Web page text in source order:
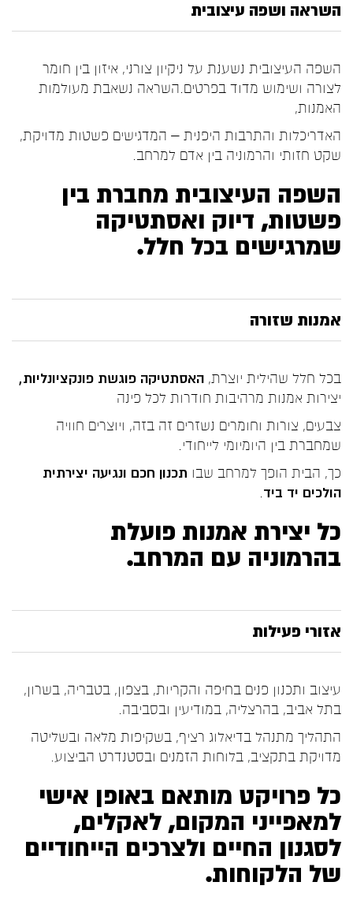
השראה ושפה עיצובית
השפה העיצובית נשענת על ניקיון צורני, איזון בין חומר
לצורה ושימוש מדוד בפרטים.השראה נשאבת מעולמות
האמנות,
האדריכלות והתרבות היפנית – המדגישים פשטות מדויקת,
שקט חזותי והרמוניה בין אדם למרחב.
השפה העיצובית מחברת בין
פשטות, דיוק ואסתטיקה
שמרגישים בכל חלל.
אמנות שזורה
בכל חלל שהילית יוצרת, האסתטיקה פוגשת פונקציונליות,
יצירות אמנות מרהיבות חודרות לכל פינה
צבעים, צורות וחומרים נשזרים זה בזה, ויוצרים חוויה
שמחברת בין היומיומי לייחודי.
כך, הבית הופך למרחב שבו תכנון חכם ונגיעה יצירתית
הולכים יד ביד.
כל יצירת אמנות פועלת
בהרמוניה עם המרחב.
אזורי פעילות
עיצוב ותכנון פנים בחיפה והקריות, בצפון, בטבריה, בשרון,
בתל אביב, בהרצליה, במודיעין ובסביבה.
התהליך מתנהל בדיאלוג רציף, בשקיפות מלאה ובשליטה
מדויקת בתקציב, בלוחות הזמנים ובסטנדרט הביצוע.
כל פרויקט מותאם באופן אישי
למאפייני המקום, לאקלים,
לסגנון החיים ולצרכים הייחודיים
של הלקוחות.